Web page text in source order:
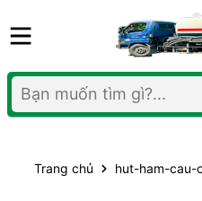
Trang chủ hut-ham-cau-